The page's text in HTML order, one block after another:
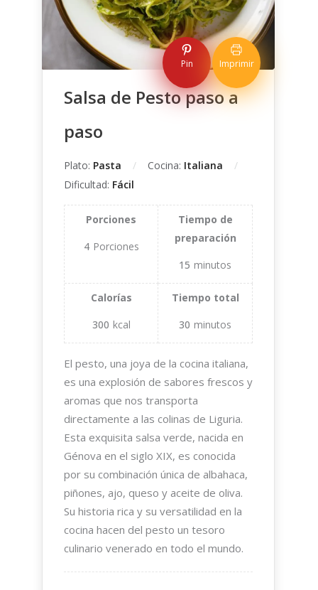
Pin Imprimir
Salsa de Pesto paso a
paso
Plato: Pasta Cocina: Italiana
Dificultad: Fácil
Porciones
4 Porciones
Tiempo de
preparación
15 minutos
Calorías
300 kcal
Tiempo total
30 minutos
El pesto, una joya de la cocina italiana,
es una explosión de sabores frescos y
aromas que nos transporta
directamente a las colinas de Liguria.
Esta exquisita salsa verde, nacida en
Génova en el siglo XIX, es conocida
por su combinación única de albahaca,
piñones, ajo, queso y aceite de oliva.
Su historia rica y su versatilidad en la
cocina hacen del pesto un tesoro
culinario venerado en todo el mundo.